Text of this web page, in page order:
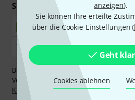
anzeigen).
Sie können Ihre erteilte
über die Cookie-Einstellungen (
Geht klar
Cookies ablehnen
Sicher einkaufen & bezahlen
Bezahlen Sie vertraulich und sicher
Vorkasse, PayPal, Amazon Pay,
Klarna Ratenzahlungoder